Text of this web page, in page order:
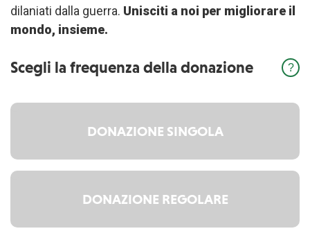
dilaniati dalla guerra. Unisciti a noi per migliorare il
mondo, insieme.
Scegli la frequenza della donazione
DONAZIONE SINGOLA
DONAZIONE REGOLARE